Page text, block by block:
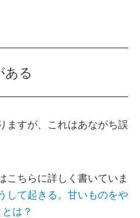
ある
ますが、これはあながち誤
こちらに詳しく書いていま
して起きる。甘いものをや
は？